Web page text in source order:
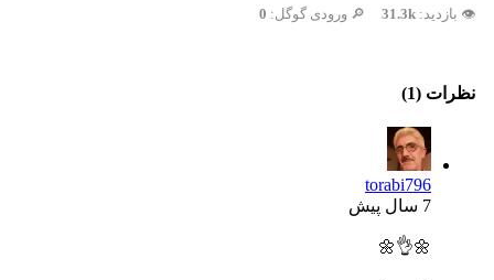
👁️ بازدید: 31.3k 🔎 ورودی گوگل: 0
نظرات (1)
torabi796
7 سال پیش
🌼👌🌼